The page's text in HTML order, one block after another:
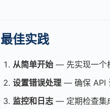
最佳实践
从简单开始 — 先实现一个
设置错误处理 — 确保 API
监控和日志 — 定期检查集